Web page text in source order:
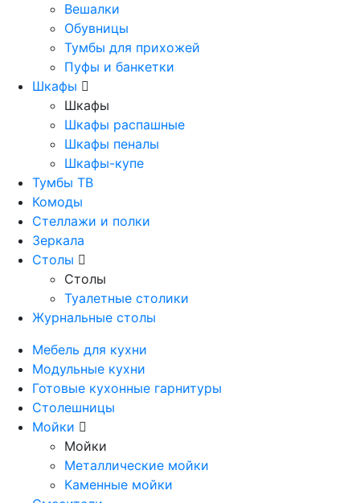
Вешалки
Обувницы
Тумбы для прихожей
Пуфы и банкетки
Шкафы
Шкафы
Шкафы распашные
Шкафы пеналы
Шкафы-купе
Тумбы ТВ
Комоды
Стеллажи и полки
Зеркала
Столы
Столы
Туалетные столики
Журнальные столы
Мебель для кухни
Модульные кухни
Готовые кухонные гарнитуры
Столешницы
Мойки
Мойки
Металлические мойки
Каменные мойки